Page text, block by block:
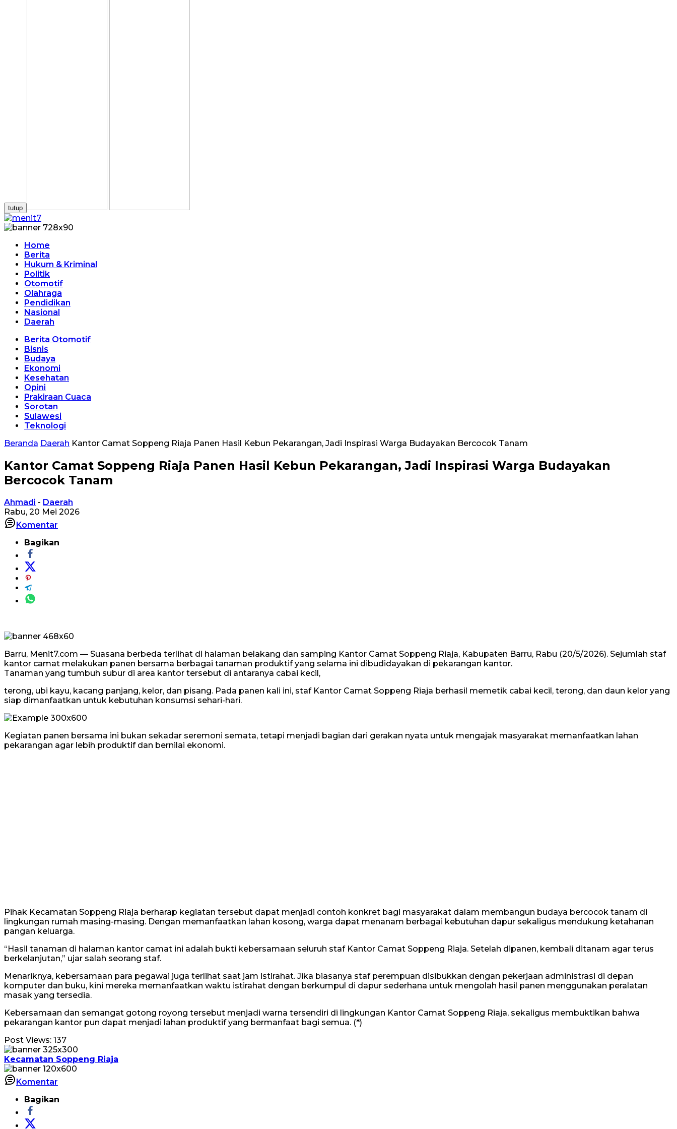
tutup
Home
Berita
Hukum & Kriminal
Politik
Otomotif
Olahraga
Pendidikan
Nasional
Daerah
Berita Otomotif
Bisnis
Budaya
Ekonomi
Kesehatan
Opini
Prakiraan Cuaca
Sorotan
Sulawesi
Teknologi
Beranda Daerah Kantor Camat Soppeng Riaja Panen Hasil Kebun Pekarangan, Jadi Inspirasi Warga Budayakan Bercocok Tanam
Kantor Camat Soppeng Riaja Panen Hasil Kebun Pekarangan, Jadi Inspirasi Warga Budayakan
Bercocok Tanam
Ahmadi - Daerah
Rabu, 20 Mei 2026
Komentar
Bagikan
Barru, Menit7.com — Suasana berbeda terlihat di halaman belakang dan samping Kantor Camat Soppeng Riaja, Kabupaten Barru, Rabu (20/5/2026). Sejumlah staf
kantor camat melakukan panen bersama berbagai tanaman produktif yang selama ini dibudidayakan di pekarangan kantor.
Tanaman yang tumbuh subur di area kantor tersebut di antaranya cabai kecil,
terong, ubi kayu, kacang panjang, kelor, dan pisang. Pada panen kali ini, staf Kantor Camat Soppeng Riaja berhasil memetik cabai kecil, terong, dan daun kelor yang
siap dimanfaatkan untuk kebutuhan konsumsi sehari-hari.
Kegiatan panen bersama ini bukan sekadar seremoni semata, tetapi menjadi bagian dari gerakan nyata untuk mengajak masyarakat memanfaatkan lahan
pekarangan agar lebih produktif dan bernilai ekonomi.
Pihak Kecamatan Soppeng Riaja berharap kegiatan tersebut dapat menjadi contoh konkret bagi masyarakat dalam membangun budaya bercocok tanam di
lingkungan rumah masing-masing. Dengan memanfaatkan lahan kosong, warga dapat menanam berbagai kebutuhan dapur sekaligus mendukung ketahanan
pangan keluarga.
“Hasil tanaman di halaman kantor camat ini adalah bukti kebersamaan seluruh staf Kantor Camat Soppeng Riaja. Setelah dipanen, kembali ditanam agar terus
berkelanjutan,” ujar salah seorang staf.
Menariknya, kebersamaan para pegawai juga terlihat saat jam istirahat. Jika biasanya staf perempuan disibukkan dengan pekerjaan administrasi di depan
komputer dan buku, kini mereka memanfaatkan waktu istirahat dengan berkumpul di dapur sederhana untuk mengolah hasil panen menggunakan peralatan
masak yang tersedia.
Kebersamaan dan semangat gotong royong tersebut menjadi warna tersendiri di lingkungan Kantor Camat Soppeng Riaja, sekaligus membuktikan bahwa
pekarangan kantor pun dapat menjadi lahan produktif yang bermanfaat bagi semua. (*)
Post Views: 137
Kecamatan Soppeng Riaja
Komentar
Bagikan